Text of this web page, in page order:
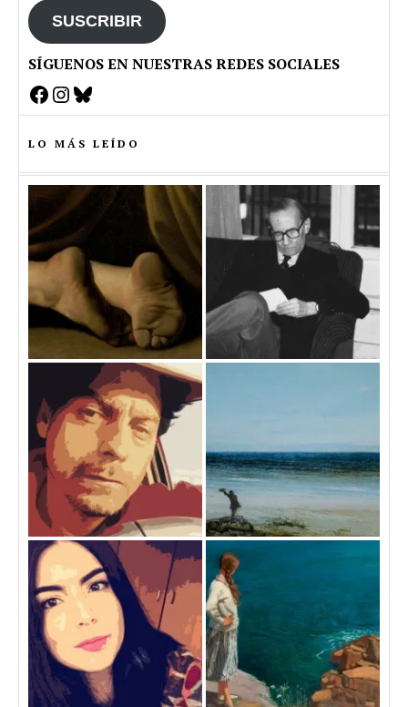
SUSCRIBIR
SÍGUENOS EN NUESTRAS REDES SOCIALES
Facebook
Instagram
Bluesky
LO MÁS LEÍDO